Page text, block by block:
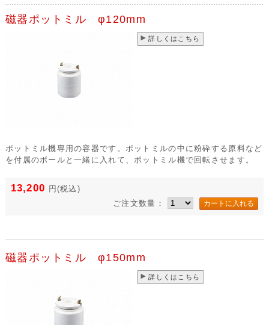
磁器ポットミル φ120mm
詳しくはこちら
ポットミル機専用の容器です。ポットミルの中に粉砕する原料など
を付属のボールと一緒に入れて、ポットミル機で回転させます。
13,200 円 (税込)
ご注文数量：
磁器ポットミル φ150mm
詳しくはこちら